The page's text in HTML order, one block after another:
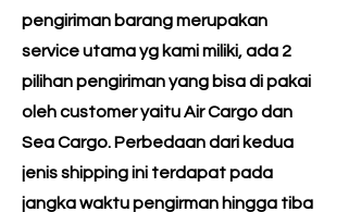
pengiriman barang merupakan
service utama yg kami miliki, ada 2
pilihan pengiriman yang bisa di pakai
oleh customer yaitu Air Cargo dan
Sea Cargo. Perbedaan dari kedua
jenis shipping ini terdapat pada
jangka waktu pengirman hingga tiba